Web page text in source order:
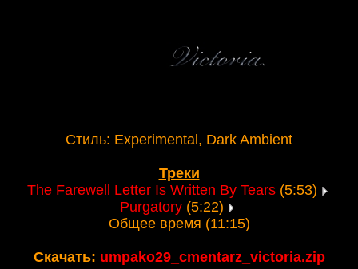
Стиль: Experimental, Dark Ambient
Треки
The Farewell Letter Is Written By Tears(5:53)
Purgatory (5:22)
Общее время (11:15)
Скачать: umpako29_cmentarz_victoria.zip